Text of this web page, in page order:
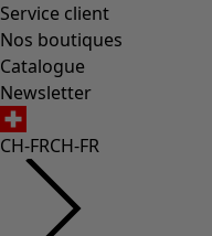
Service client
Nos boutiques
Catalogue
Newsletter
CH-FRCH-FR